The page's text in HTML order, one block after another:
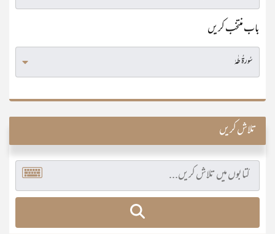
باب منتخب کریں
تلاش کریں